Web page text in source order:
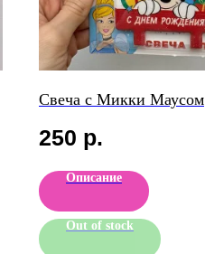
Свеча с Микки Маусом
250 р.
Описание
Out of stock